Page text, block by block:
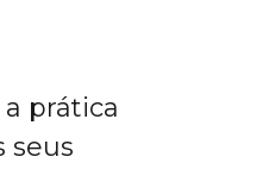
a prática
seus